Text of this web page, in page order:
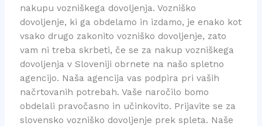
nakupu vozniškega dovoljenja. Vozniško
dovoljenje, ki ga obdelamo in izdamo, je enako kot
vsako drugo zakonito vozniško dovoljenje, zato
vam ni treba skrbeti, če se za nakup vozniškega
dovoljenja v Sloveniji obrnete na našo spletno
agencijo. Naša agencija vas podpira pri vaših
načrtovanih potrebah. Vaše naročilo bomo
obdelali pravočasno in učinkovito. Prijavite se za
slovensko vozniško dovoljenje prek spleta. Naše